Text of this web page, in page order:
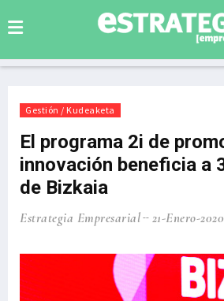
Gestión / Kudeaketa
El programa 2i de
innovación beneficia a
de Bizkaia
Estrategia Empresarial 21-Enero-2020